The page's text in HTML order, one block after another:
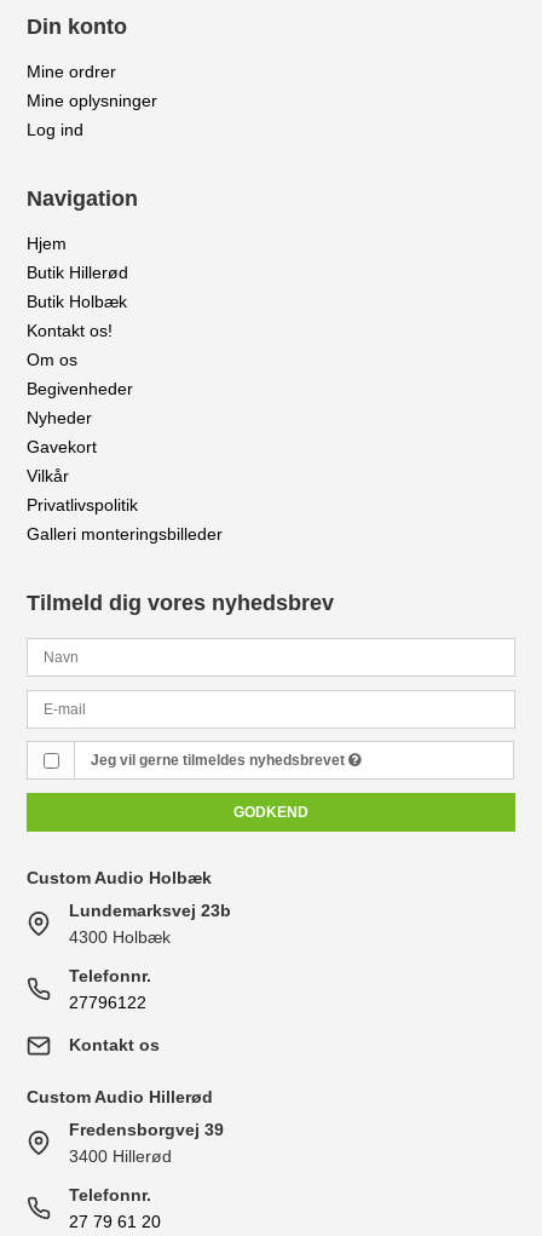
Din konto
Mine ordrer
Mine oplysninger
Log ind
Navigation
Hjem
Butik Hillerød
Butik Holbæk
Kontakt os!
Om os
Begivenheder
Nyheder
Gavekort
Vilkår
Privatlivspolitik
Galleri monteringsbilleder
Tilmeld dig vores nyhedsbrev
Jeg vil gerne tilmeldes nyhedsbrevet
GODKEND
Custom Audio Holbæk
Lundemarksvej 23b
4300 Holbæk
Telefonnr.
27796122
Kontakt os
Custom Audio Hillerød
Fredensborgvej 39
3400 Hillerød
Telefonnr.
27 79 61 20